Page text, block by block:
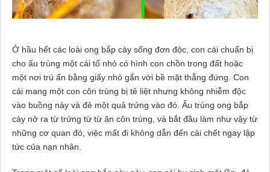
Ở hầu hết các loài ong bắp cày sống đơn độc, con cái chuẩn bị
cho ấu trùng một cái tổ nhỏ có hình con chồn trong đất hoặc
một nơi trú ẩn bằng giấy nhỏ gắn với bề mặt thẳng đứng. Con
cái mang một con côn trùng bị tê liệt nhưng không nhiễm độc
vào buồng này và đẻ một quả trứng vào đó. Ấu trùng ong bắp
cày nở ra từ trứng từ từ ăn côn trùng, và bắt đầu làm như vậy từ
những cơ quan đó, việc mất đi không dẫn đến cái chết ngay lập
tức của nạn nhân.